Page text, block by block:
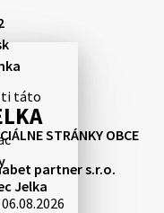
táto
Vám
opustil
zosnulého bude
v rímskoka…
STRÁNKY OBCE
partner s.r.o.
Jelka
06.08.2026